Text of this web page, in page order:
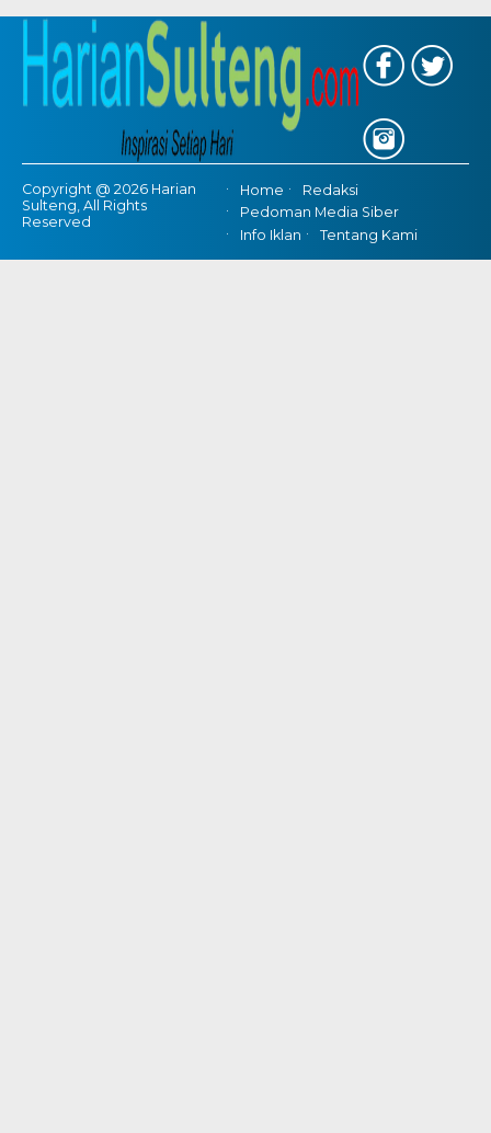
Copyright @ 2026 Harian
Sulteng, All Rights
Reserved
Home
Redaksi
Pedoman Media Siber
Info Iklan
Tentang Kami